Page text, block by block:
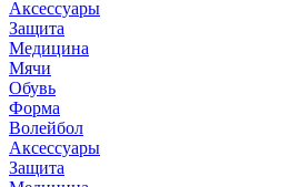
Аксессуары
Защита
Медицина
Мячи
Обувь
Форма
Волейбол
Аксессуары
Защита